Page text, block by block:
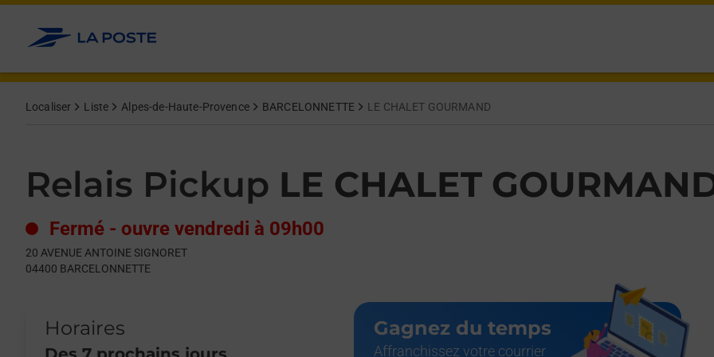
Allez au contenu
Localiser Liste Alpes-de-Haute-Provence BARCELONNETTE LE CHALET GOURMAND
Relais Pickup LE CHALET
Fermé - ouvre vendredi à 09h00
20 AVENUE ANTOINE SIGNORET
04400 BARCELONNETTE
Horaires
Day of the WeekHours
Gagnez du temps
Affranchissez votre courrier
Get directions to Relais Pickup at 20 AVENUE ANTOINE SIGNORET BARCELONNETTE,
lien s'ouvre dans un nouvel onglet